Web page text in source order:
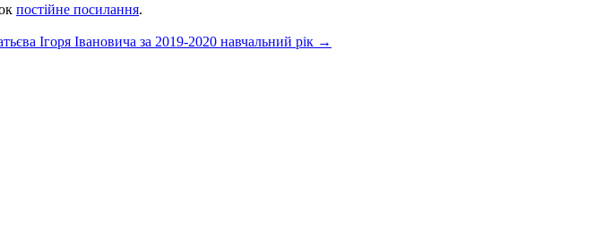
постійне посилання.
Ігоря Івановича за 2019-2020 навчальний рік →